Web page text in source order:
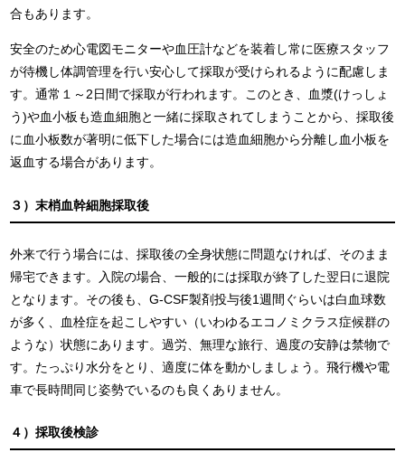
合もあります。
安全のため心電図モニターや血圧計などを装着し常に医療スタッフ
が待機し体調管理を行い安心して採取が受けられるように配慮しま
す。通常１～2日間で採取が行われます。このとき、血漿(けっしょ
う)や血小板も造血細胞と一緒に採取されてしまうことから、採取後
に血小板数が著明に低下した場合には造血細胞から分離し血小板を
返血する場合があります。
３）末梢血幹細胞採取後
外来で行う場合には、採取後の全身状態に問題なければ、そのまま
帰宅できます。入院の場合、一般的には採取が終了した翌日に退院
となります。その後も、G-CSF製剤投与後1週間ぐらいは白血球数
が多く、血栓症を起こしやすい（いわゆるエコノミクラス症候群の
ような）状態にあります。過労、無理な旅行、過度の安静は禁物で
す。たっぷり水分をとり、適度に体を動かしましょう。飛行機や電
車で長時間同じ姿勢でいるのも良くありません。
４）採取後検診